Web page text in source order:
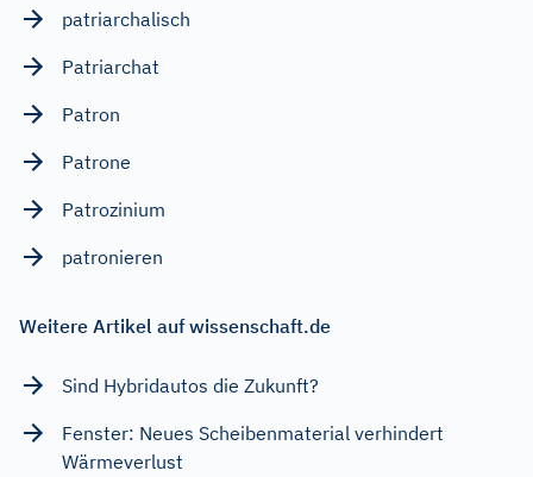
patriarchalisch
Patriarchat
Patron
Patrone
Patrozinium
patronieren
Weitere Artikel auf wissenschaft.de
Sind Hybridautos die Zukunft?
Fenster: Neues Scheibenmaterial verhindert
Wärmeverlust